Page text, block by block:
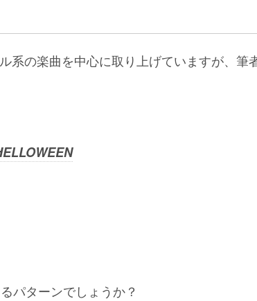
系の楽曲を中心に取り上げていますが、筆
パターンでしょうか？